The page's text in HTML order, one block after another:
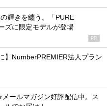
輝きを纏う。「PURE
ズに限定モデルが登場
PR
】NumberPREMIER法人プラン
メールマガジン好評配信中。ス